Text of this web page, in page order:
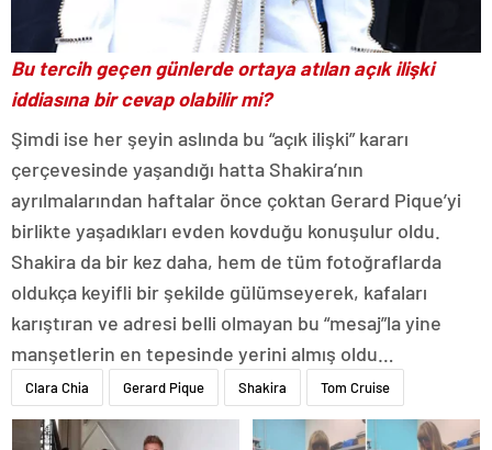
Bu tercih geçen günlerde ortaya atılan açık ilişki
iddiasına bir cevap olabilir mi?
Şimdi ise her şeyin aslında bu “açık ilişki” kararı
çerçevesinde yaşandığı hatta Shakira’nın
ayrılmalarından haftalar önce çoktan Gerard Pique’yi
birlikte yaşadıkları evden kovduğu konuşulur oldu.
Shakira da bir kez daha, hem de tüm fotoğraflarda
oldukça keyifli bir şekilde gülümseyerek, kafaları
karıştıran ve adresi belli olmayan bu “mesaj”la yine
manşetlerin en tepesinde yerini almış oldu…
Clara Chia Gerard Pique Shakira Tom Cruise